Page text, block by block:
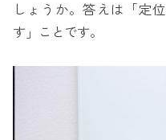
しょうか。答えは「定
す」ことです。